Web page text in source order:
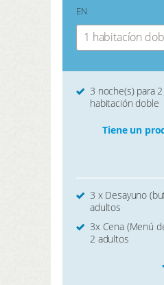
EN
1 habitacíon
3 noche(s) para
habitación doble
Tiene un
3 x Desayuno
adultos
3x Cena (Menú
2 adultos